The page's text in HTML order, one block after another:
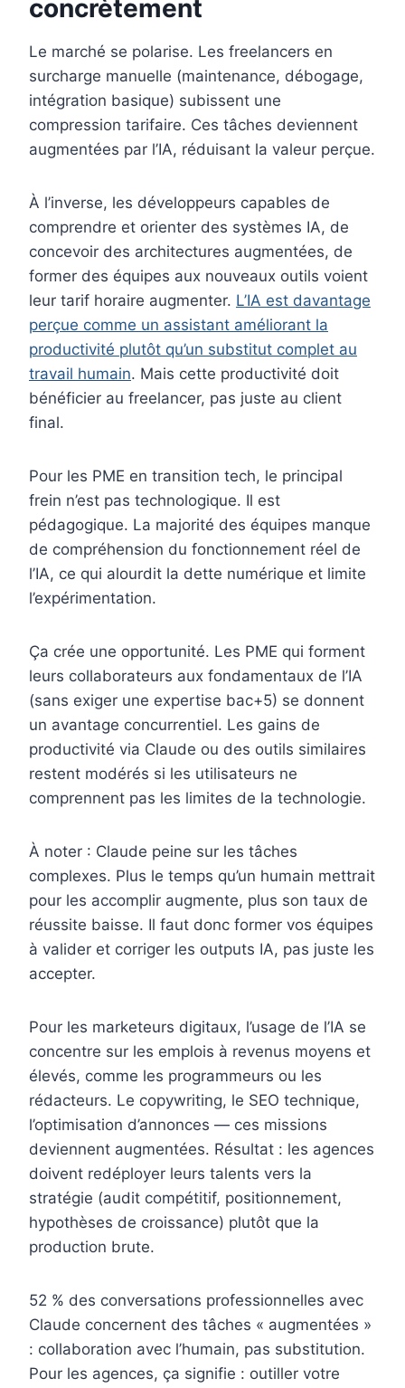
concrètement
Le marché se polarise. Les freelancers en
surcharge manuelle (maintenance, débogage,
intégration basique) subissent une
compression tarifaire. Ces tâches deviennent
augmentées par l’IA, réduisant la valeur perçue.
À l’inverse, les développeurs capables de
comprendre et orienter des systèmes IA, de
concevoir des architectures augmentées, de
former des équipes aux nouveaux outils voient
leur tarif horaire augmenter. L’IA est davantage
perçue comme un assistant améliorant la
productivité plutôt qu’un substitut complet au
travail humain. Mais cette productivité doit
bénéficier au freelancer, pas juste au client
final.
Pour les PME en transition tech, le principal
frein n’est pas technologique. Il est
pédagogique. La majorité des équipes manque
de compréhension du fonctionnement réel de
l’IA, ce qui alourdit la dette numérique et limite
l’expérimentation.
Ça crée une opportunité. Les PME qui forment
leurs collaborateurs aux fondamentaux de l’IA
(sans exiger une expertise bac+5) se donnent
un avantage concurrentiel. Les gains de
productivité via Claude ou des outils similaires
restent modérés si les utilisateurs ne
comprennent pas les limites de la technologie.
À noter : Claude peine sur les tâches
complexes. Plus le temps qu’un humain mettrait
pour les accomplir augmente, plus son taux de
réussite baisse. Il faut donc former vos équipes
à valider et corriger les outputs IA, pas juste les
accepter.
Pour les marketeurs digitaux, l’usage de l’IA se
concentre sur les emplois à revenus moyens et
élevés, comme les programmeurs ou les
rédacteurs. Le copywriting, le SEO technique,
l’optimisation d’annonces — ces missions
deviennent augmentées. Résultat : les agences
doivent redéployer leurs talents vers la
stratégie (audit compétitif, positionnement,
hypothèses de croissance) plutôt que la
production brute.
52 % des conversations professionnelles avec
Claude concernent des tâches « augmentées »
: collaboration avec l’humain, pas substitution.
Pour les agences, ça signifie : outiller votre